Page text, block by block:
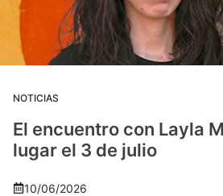
NOTICIAS
El encuentro con Layla
lugar el 3 de julio
10/06/2026